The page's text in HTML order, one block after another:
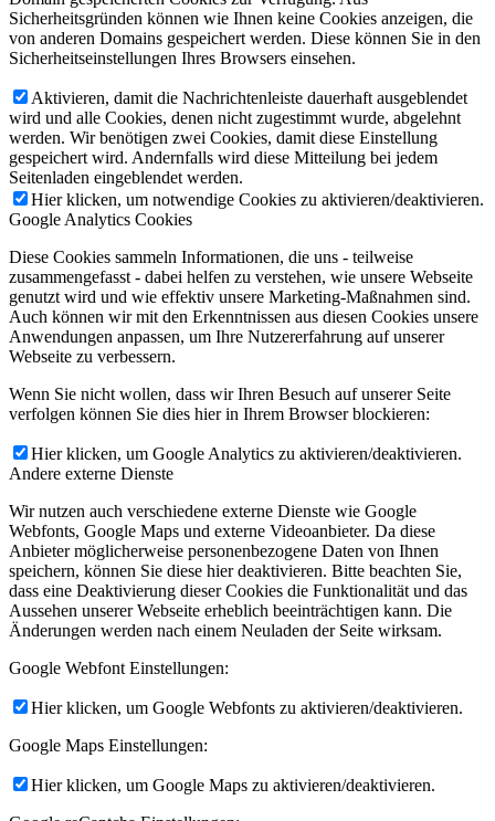
Sicherheitsgründen können wie Ihnen keine Cookies anzeigen, die
von anderen Domains gespeichert werden. Diese können Sie in den
Sicherheitseinstellungen Ihres Browsers einsehen.
Aktivieren, damit die Nachrichtenleiste dauerhaft ausgeblendet
wird und alle Cookies, denen nicht zugestimmt wurde, abgelehnt
werden. Wir benötigen zwei Cookies, damit diese Einstellung
gespeichert wird. Andernfalls wird diese Mitteilung bei jedem
Seitenladen eingeblendet werden.
Hier klicken, um notwendige Cookies zu aktivieren/deaktivieren.
Google Analytics Cookies
Diese Cookies sammeln Informationen, die uns - teilweise
zusammengefasst - dabei helfen zu verstehen, wie unsere Webseite
genutzt wird und wie effektiv unsere Marketing-Maßnahmen sind.
Auch können wir mit den Erkenntnissen aus diesen Cookies unsere
Anwendungen anpassen, um Ihre Nutzererfahrung auf unserer
Webseite zu verbessern.
Wenn Sie nicht wollen, dass wir Ihren Besuch auf unserer Seite
verfolgen können Sie dies hier in Ihrem Browser blockieren:
Hier klicken, um Google Analytics zu aktivieren/deaktivieren.
Andere externe Dienste
Wir nutzen auch verschiedene externe Dienste wie Google
Webfonts, Google Maps und externe Videoanbieter. Da diese
Anbieter möglicherweise personenbezogene Daten von Ihnen
speichern, können Sie diese hier deaktivieren. Bitte beachten Sie,
dass eine Deaktivierung dieser Cookies die Funktionalität und das
Aussehen unserer Webseite erheblich beeinträchtigen kann. Die
Änderungen werden nach einem Neuladen der Seite wirksam.
Google Webfont Einstellungen:
Hier klicken, um Google Webfonts zu aktivieren/deaktivieren.
Google Maps Einstellungen:
Hier klicken, um Google Maps zu aktivieren/deaktivieren.